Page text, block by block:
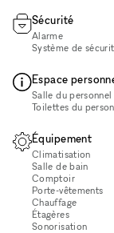
Sécurité
Alarme
Système de
Espace
Salle du personnel
Toilettes du
Équipement
Climatisation
Salle de bain
Comptoir
Porte-vêtements
Chauffage
Étagères
Sonorisation